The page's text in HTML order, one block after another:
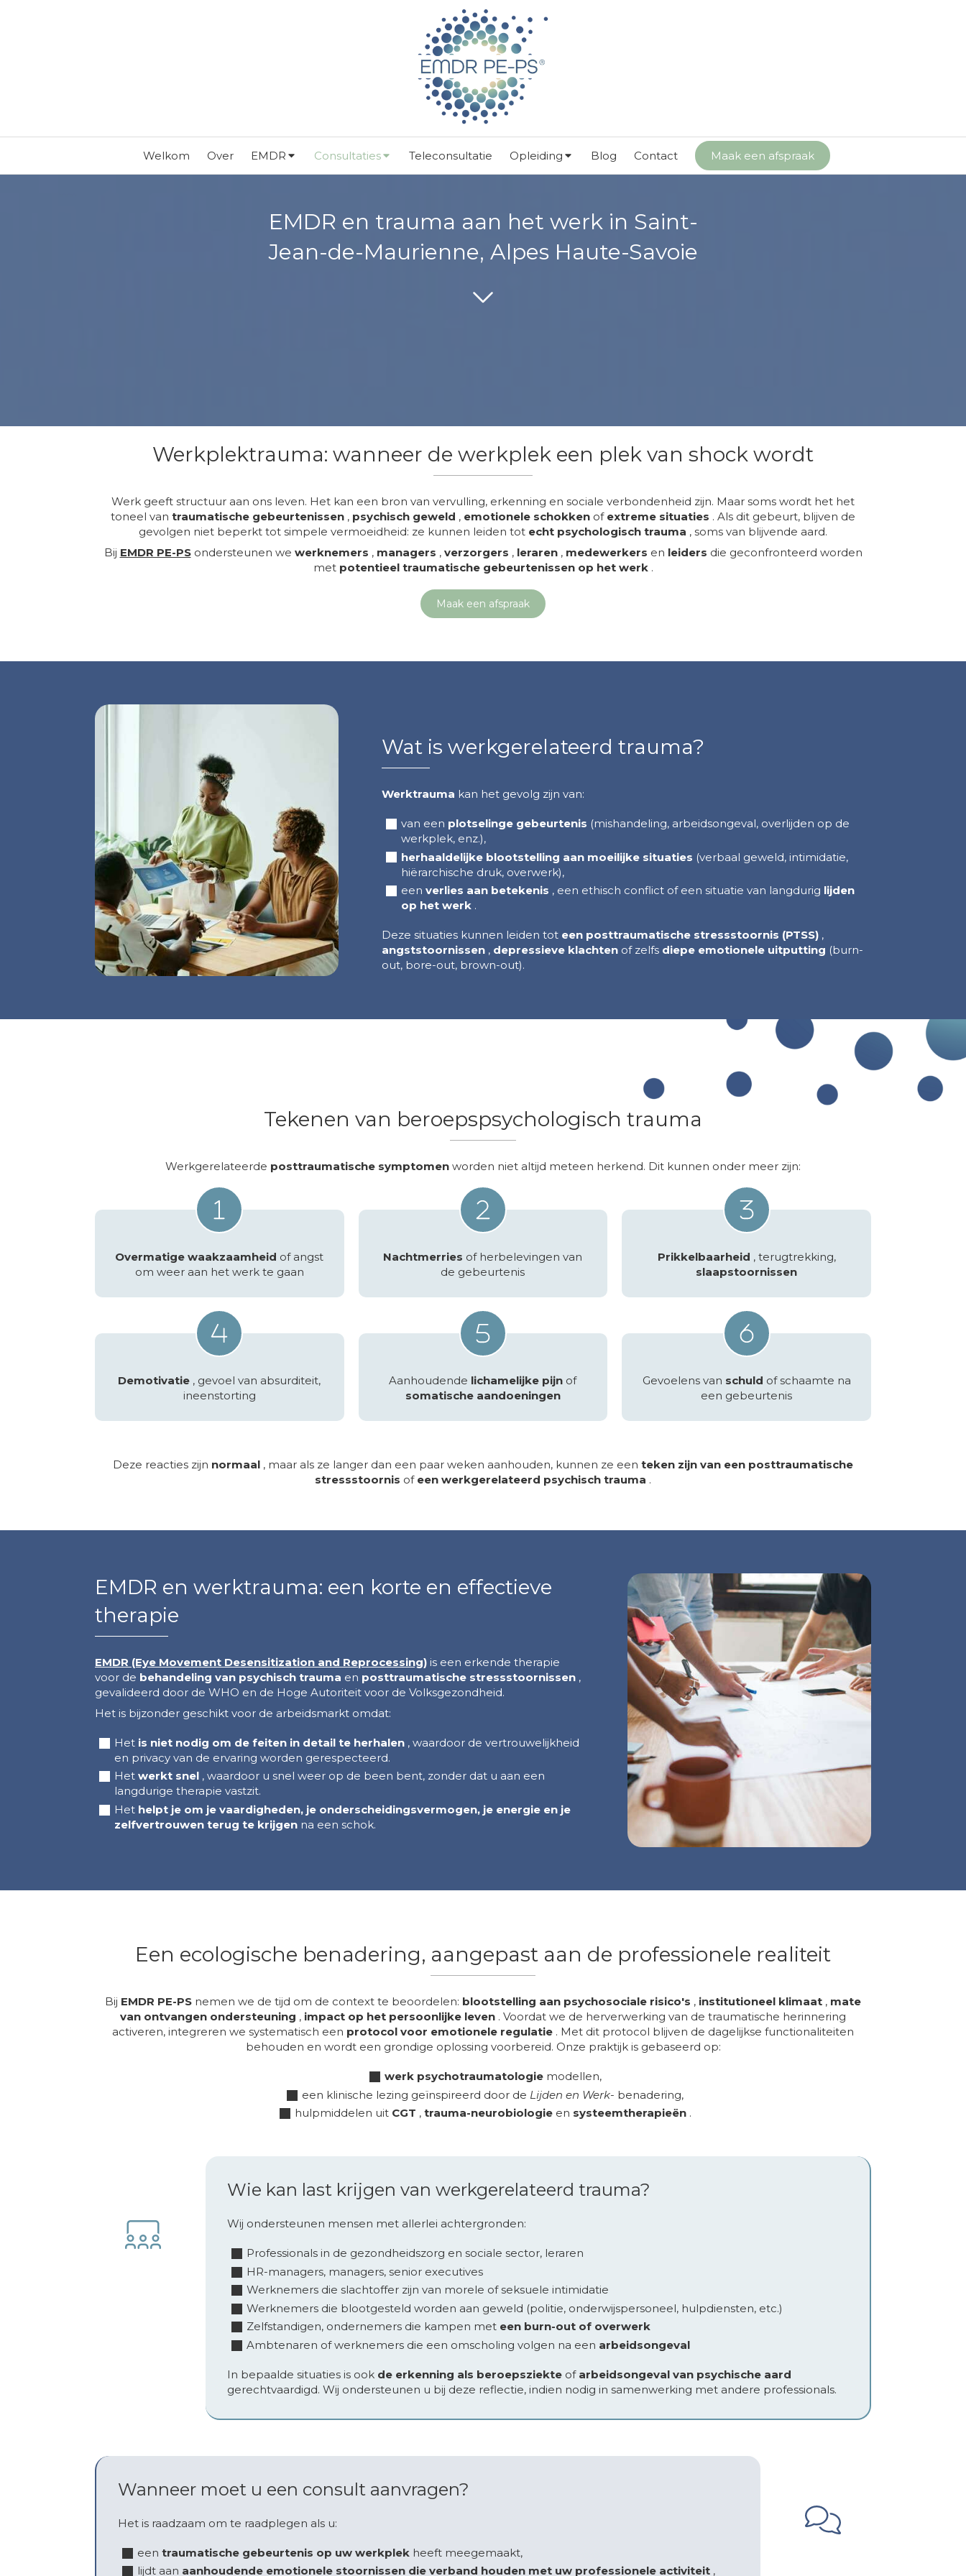
Welkom Over EMDR Consultaties Teleconsultatie Opleiding Blog Contact Maak een afspraak
EMDR en trauma aan het werk in Saint-
Jean-de-Maurienne, Alpes Haute-Savoie
Werkplektrauma: wanneer de werkplek een plek van shock wordt
Werk geeft structuur aan ons leven. Het kan een bron van vervulling, erkenning en sociale verbondenheid zijn. Maar soms wordt het het
toneel van traumatische gebeurtenissen , psychisch geweld , emotionele schokken of extreme situaties . Als dit gebeurt, blijven de
gevolgen niet beperkt tot simpele vermoeidheid: ze kunnen leiden tot echt psychologisch trauma , soms van blijvende aard.
Bij EMDR PE-PSondersteunen we werknemers , managers , verzorgers , leraren, medewerkers en leiders die geconfronteerd worden
met potentieel traumatische gebeurtenissen op het werk.
Maak een afspraak
Wat is werkgerelateerd trauma?
Werktrauma kan het gevolg zijn van:
van een plotselinge gebeurtenis (mishandeling, arbeidsongeval, overlijden op de
werkplek, enz.),
herhaaldelijke blootstelling aan moeilijke situaties (verbaal geweld, intimidatie,
hiërarchische druk, overwerk),
een verlies aan betekenis , een ethisch conflict of een situatie van langdurig lijden
op het werk .
Deze situaties kunnen leiden tot een posttraumatische stressstoornis (PTSS) ,
angststoornissen , depressieve klachten of zelfs diepe emotionele uitputting (burn-
out, bore-out, brown-out).
Tekenen van beroepspsychologisch trauma
Werkgerelateerde posttraumatische symptomen worden niet altijd meteen herkend. Dit kunnen onder meer zijn:
Overmatige waakzaamheid of angst
om weer aan het werk te gaan
Nachtmerries of herbelevingen van
de gebeurtenis
Prikkelbaarheid , terugtrekking,
slaapstoornissen
Demotivatie , gevoel van absurditeit,
ineenstorting
Aanhoudende lichamelijke pijn of
somatische aandoeningen
Gevoelens van schuld of schaamte na
een gebeurtenis
Deze reacties zijn normaal , maar als ze langer dan een paar weken aanhouden, kunnen ze een teken zijn van een posttraumatische
stressstoornis of een werkgerelateerd psychisch trauma .
EMDR en werktrauma: een korte en effectieve
therapie
EMDR (Eye Movement Desensitization and Reprocessing) is een erkende therapie
voor de behandeling van psychisch trauma en posttraumatische stressstoornissen ,
gevalideerd door de WHO en de Hoge Autoriteit voor de Volksgezondheid.
Het is bijzonder geschikt voor de arbeidsmarkt omdat:
Het is niet nodig om de feiten in detail te herhalen , waardoor de vertrouwelijkheid
en privacy van de ervaring worden gerespecteerd.
Het werkt snel , waardoor u snel weer op de been bent, zonder dat u aan een
langdurige therapie vastzit.
Het helpt je om je vaardigheden, je onderscheidingsvermogen, je energie en je
zelfvertrouwen terug te krijgen na een schok.
Een ecologische benadering, aangepast aan de professionele realiteit
Bij EMDR PE-PS nemen we de tijd om de context te beoordelen: blootstelling aan psychosociale risico's , institutioneel klimaat , mate
van ontvangen ondersteuning , impact op het persoonlijke leven . Voordat we de herverwerking van de traumatische herinnering
activeren, integreren we systematisch een protocol voor emotionele regulatie . Met dit protocol blijven de dagelijkse functionaliteiten
behouden en wordt een grondige oplossing voorbereid. Onze praktijk is gebaseerd op:
werk psychotraumatologiemodellen,
een klinische lezing geïnspireerd door de Lijden en Werk- benadering,
hulpmiddelen uit CGT , trauma-neurobiologieen systeemtherapieën.
Wie kan last krijgen van werkgerelateerd trauma?
Wij ondersteunen mensen met allerlei achtergronden:
Professionals in de gezondheidszorg en sociale sector, leraren
HR-managers, managers, senior executives
Werknemers die slachtoffer zijn van morele of seksuele intimidatie
Werknemers die blootgesteld worden aan geweld (politie, onderwijspersoneel, hulpdiensten, etc.)
Zelfstandigen, ondernemers die kampen met een burn-out of overwerk
Ambtenaren of werknemers die een omscholing volgen na een arbeidsongeval
In bepaalde situaties is ook de erkenning als beroepsziekte of arbeidsongeval van psychische aard
gerechtvaardigd. Wij ondersteunen u bij deze reflectie, indien nodig in samenwerking met andere professionals.
Wanneer moet u een consult aanvragen?
Het is raadzaam om te raadplegen als u:
een traumatische gebeurtenis op uw werkplek heeft meegemaakt,
lijdt aan aanhoudende emotionele stoornissen die verband houden met uw professionele activiteit ,